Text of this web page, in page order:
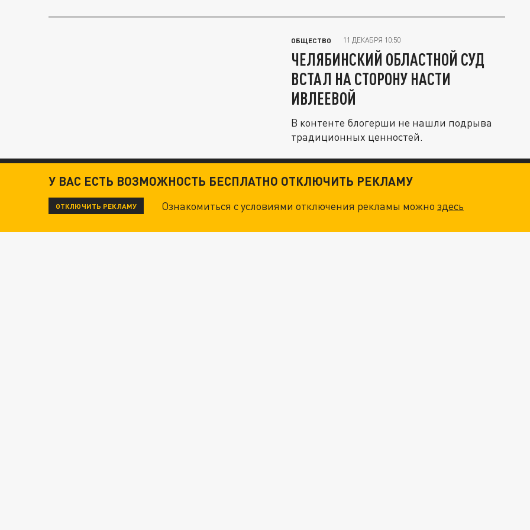
ОБЩЕСТВО 11 ДЕКАБРЯ 10:50
ЧЕЛЯБИНСКИЙ ОБЛАСТНОЙ СУД
ВСТАЛ НА СТОРОНУ НАСТИ
ИВЛЕЕВОЙ
В контенте блогерши не нашли подрыва
традиционных ценностей.
У ВАС ЕСТЬ ВОЗМОЖНОСТЬ БЕСПЛАТНО ОТКЛЮЧИТЬ РЕКЛАМУ
ОТКЛЮЧИТЬ РЕКЛАМУ Ознакомиться с условиями отключения рекламы можноздесь